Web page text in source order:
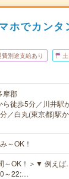
ホでカン
費別途支給あり
摩郡
ら徒歩5分／川井駅
／白丸(東京都)駅
～OK！
～OK！＞▼ 例え
～22:…